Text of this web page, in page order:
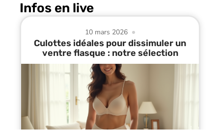
Infos en live
10 mars 2026
Culottes idéales pour dissimuler un
ventre flasque : notre sélection